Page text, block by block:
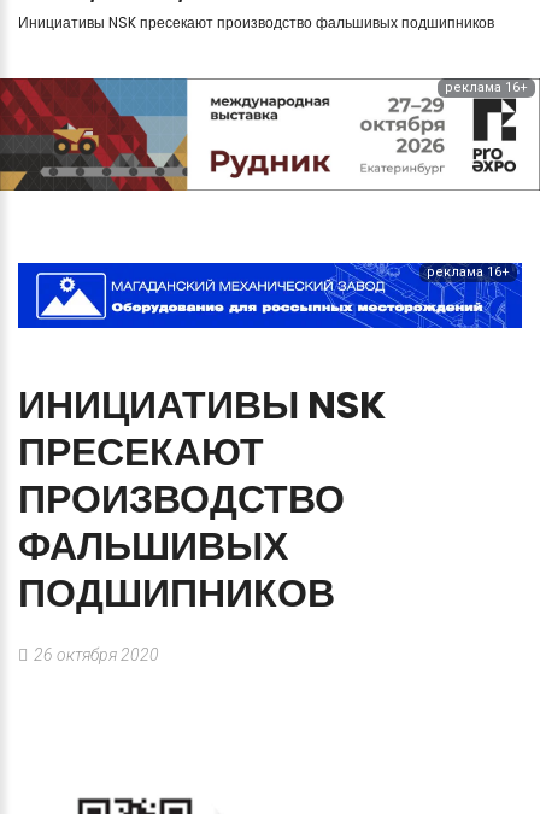
Инициативы NSK пресекают производство фальшивых подшипников
реклама 16+
реклама 16+
ИНИЦИАТИВЫ NSK
ПРЕСЕКАЮТ
ПРОИЗВОДСТВО
ФАЛЬШИВЫХ
ПОДШИПНИКОВ
26 октября 2020